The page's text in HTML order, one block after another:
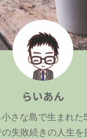
らいあん
さな島で生まれ
失敗続きの人生を